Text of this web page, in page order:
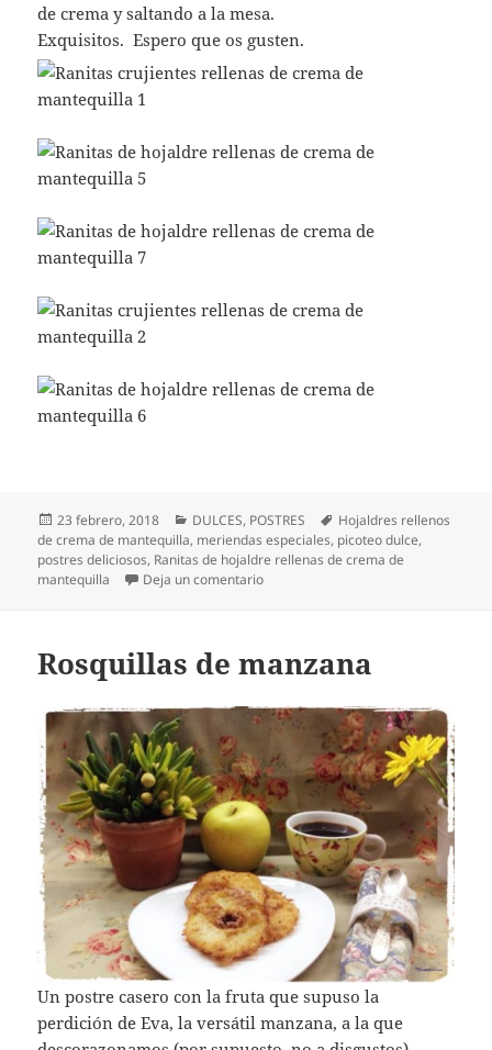
de crema y saltando a la mesa.
Exquisitos. Espero que os gusten.
Publicado
el
23 febrero, 2018 Categorías
DULCES, POSTRES Etiquetas
Hojaldres rellenos
de crema de mantequilla, meriendas especiales, picoteo dulce,
postres deliciosos, Ranitas de hojaldre rellenas de crema de
mantequilla
Deja un comentarioen Ranitas de hojaldre rellenas de
Rosquillas de manzana
Un postre casero con la fruta que supuso la
perdición de Eva, la versátil manzana, a la que